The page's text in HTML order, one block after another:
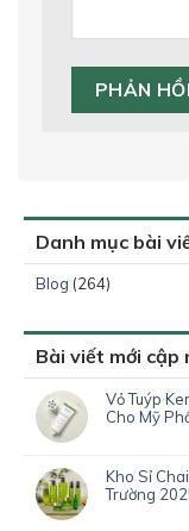
Danh mục bài
Blog (264)
Bài viết mới cập
Vỏ Tuýp
Cho Mỹ
Kho Sỉ
Trường